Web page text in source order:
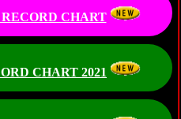
CHART
CHART 2021